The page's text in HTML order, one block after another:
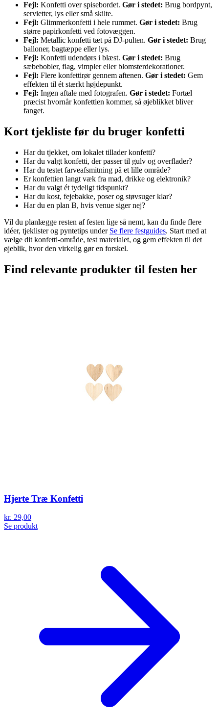
Fejl: Konfetti over spisebordet. Gør i stedet: Brug bordpynt,
servietter, lys eller små skilte.
Fejl: Glimmerkonfetti i hele rummet. Gør i stedet: Brug
større papirkonfetti ved fotovæggen.
Fejl: Metallic konfetti tæt på DJ-pulten. Gør i stedet: Brug
balloner, bagtæppe eller lys.
Fejl: Konfetti udendørs i blæst. Gør i stedet: Brug
sæbebobler, flag, vimpler eller blomsterdekorationer.
Fejl: Flere konfettirør gennem aftenen. Gør i stedet: Gem
effekten til ét stærkt højdepunkt.
Fejl: Ingen aftale med fotografen. Gør i stedet: Fortæl
præcist hvornår konfettien kommer, så øjeblikket bliver
fanget.
Kort tjekliste før du bruger konfetti
Har du tjekket, om lokalet tillader konfetti?
Har du valgt konfetti, der passer til gulv og overflader?
Har du testet farveafsmitning på et lille område?
Er konfettien langt væk fra mad, drikke og elektronik?
Har du valgt ét tydeligt tidspunkt?
Har du kost, fejebakke, poser og støvsuger klar?
Har du en plan B, hvis venue siger nej?
Vil du planlægge resten af festen lige så nemt, kan du finde flere
idéer, tjeklister og pyntetips under Se flere festguides. Start med at
vælge dit konfetti-område, test materialet, og gem effekten til det
øjeblik, hvor den virkelig gør en forskel.
Find relevante produkter til festen her
Hjerte Træ Konfetti
kr. 29,00
Se produkt